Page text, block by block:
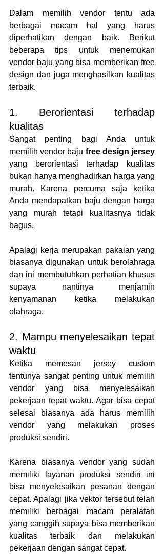
Dalam memilih vendor tentu ada
berbagai macam hal yang harus
diperhatikan dengan baik. Berikut
beberapa tips untuk menemukan
vendor baju yang bisa memberikan free
design dan juga menghasilkan kualitas
terbaik.
1. Berorientasi terhadap
kualitas
Sangat penting bagi Anda untuk
memilih vendor baju free design jersey
yang berorientasi terhadap kualitas
bukan hanya menghadirkan harga yang
murah. Karena percuma saja ketika
Anda mendapatkan baju dengan harga
yang murah tetapi kualitasnya tidak
bagus.
Apalagi kerja merupakan pakaian yang
biasanya digunakan untuk berolahraga
dan ini membutuhkan perhatian khusus
supaya nantinya menjamin
kenyamanan ketika melakukan
olahraga.
2. Mampu menyelesaikan tepat
waktu
Ketika memesan jersey custom
tentunya sangat penting untuk memilih
vendor yang bisa menyelesaikan
pekerjaan tepat waktu. Agar bisa cepat
selesai biasanya ada harus memilih
vendor yang melakukan proses
produksi sendiri.
Karena biasanya vendor yang sudah
memiliki layanan produksi sendiri ini
bisa menyelesaikan pesanan dengan
cepat. Apalagi jika vektor tersebut telah
memiliki berbagai macam peralatan
yang canggih supaya bisa memberikan
kualitas terbaik dan melakukan
pekerjaan dengan sangat cepat.